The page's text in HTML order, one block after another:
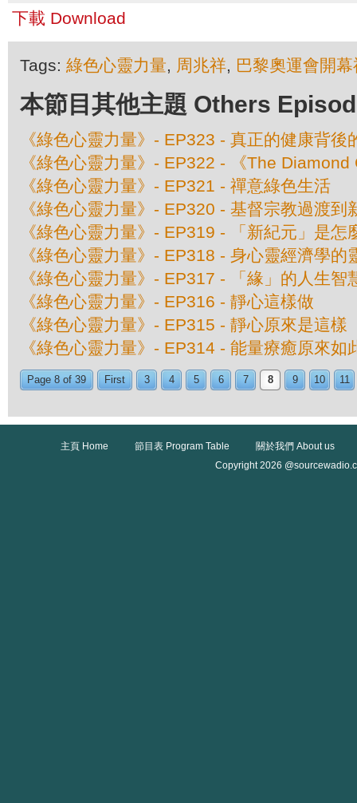
下載 Download
Tags: 綠色心靈力量, 周兆祥, 巴黎奧運會開幕
本節目其他主題 Others
《綠色心靈力量》- EP323 - 真正的健康背後
《綠色心靈力量》- EP322 - 《The
《綠色心靈力量》- EP321 - 禪意綠色生活
《綠色心靈力量》- EP320 - 基督宗教過渡到
《綠色心靈力量》- EP319 - 「新紀元」是怎
《綠色心靈力量》- EP318 - 身心靈經濟學的
《綠色心靈力量》- EP317 - 「緣」的人生智
《綠色心靈力量》- EP316 - 靜心這樣做
《綠色心靈力量》- EP315 - 靜心原來是這樣
《綠色心靈力量》- EP314 - 能量療癒原來如
Page 8 of 39 First 3 4 5 6 7 8 9 10 11
主頁 Home 節目表 Program Table
關於我們 About us
Copyright 2026